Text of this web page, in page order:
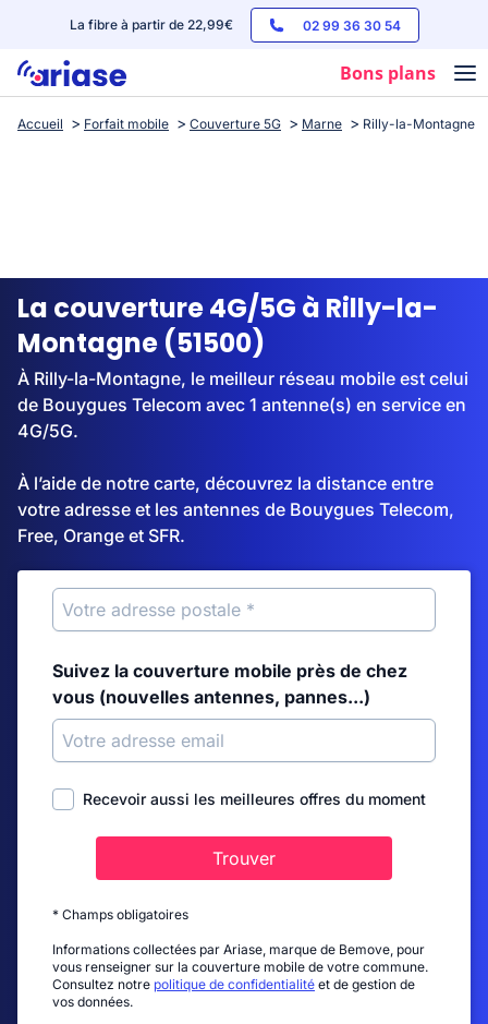
La fibre à partir de 22,99€ 02 99 36 30 54
Bons plans
Box internet
Streaming
Accueil Forfait mobile Couverture 5G Marne Rilly-la-Montagne
La couverture 4G/5G à Rilly-la-
Montagne (51500)
À Rilly-la-Montagne, le meilleur réseau mobile est celui
de Bouygues Telecom avec 1 antenne(s) en service en
4G/5G.
À l’aide de notre carte, découvrez la distance entre
votre adresse et les antennes de Bouygues Telecom,
Free, Orange et SFR.
Suivez la couverture mobile près de chez
vous (nouvelles antennes, pannes...)
Recevoir aussi les meilleures offres du moment
Trouver
* Champs obligatoires
Informations collectées par Ariase, marque de Bemove, pour
vous renseigner sur la couverture mobile de votre commune.
Consultez notre politique de confidentialité et de gestion de
vos données.